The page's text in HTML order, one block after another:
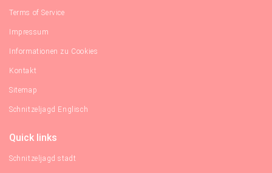
Terms of Service
Impressum
Informationen zu Cookies
Kontakt
Sitemap
Schnitzeljagd Englisch
Quick links
Schnitzeljagd stadt